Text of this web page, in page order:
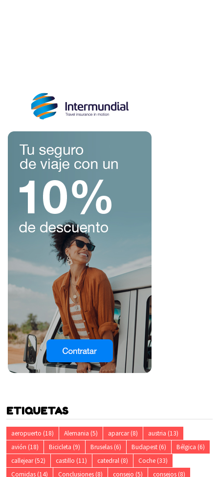
ETIQUETAS
aeropuerto (18) Alemania (5) aparcar(8) austria (13)
avión (18) Bicicleta (9) Bruselas(6) Budapest(6) Bélgica (6)
callejear(52) castillo (11) catedral(8) Coche(33)
Comidas(14) Conclusiones(8) consejo (5) consejos(8)